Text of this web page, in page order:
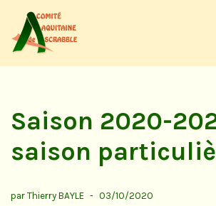
Aller
au
Saison 2020-
saison
par Thierry BAYLE 03/10/2020